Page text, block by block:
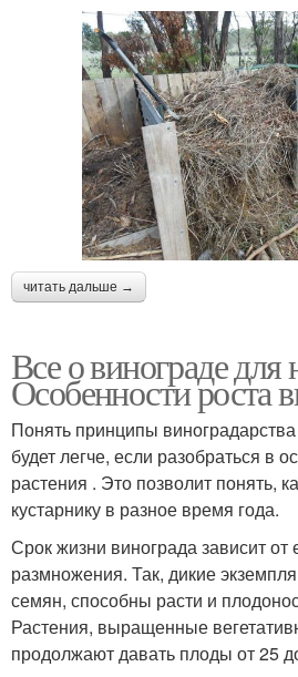
читать дальше →
Все о винограде
Особенности роста
Понять принципы
будет легче, если разобраться в
растения . Это позволит понять,
кустарнику в разное время года.
Срок жизни винограда зависит от
размножения. Так, дикие
семян, способны расти и
Растения, выращенные
продолжают давать плоды от 25